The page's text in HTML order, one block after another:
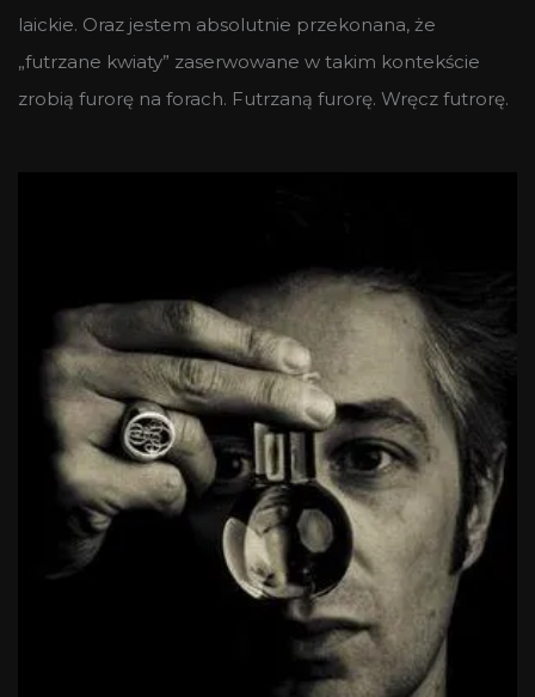
laickie. Oraz jestem absolutnie przekonana, że
„futrzane kwiaty” zaserwowane w takim kontekście
zrobią furorę na forach. Futrzaną furorę. Wręcz futrorę.